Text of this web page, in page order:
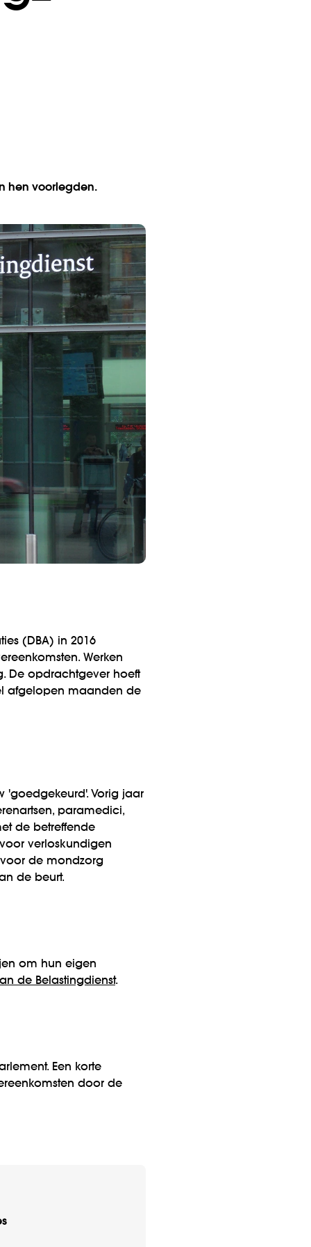
hen voorlegden.
(DBA) in 2016
Werken
De opdrachtgever hoeft
afgelopen maanden de
'goedgekeurd'. Vorig jaar
paramedici,
de betreffende
verloskundigen
voor de mondzorg
de beurt.
om hun eigen
de Belastingdienst.
Een korte
door de